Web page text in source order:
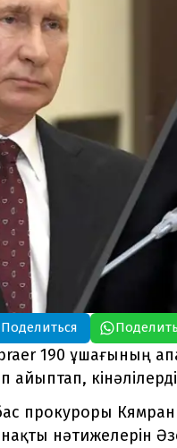
Поделиться
190 ұшағының
айыптап,
прокуроры Кямран
нақты нәтижелерін